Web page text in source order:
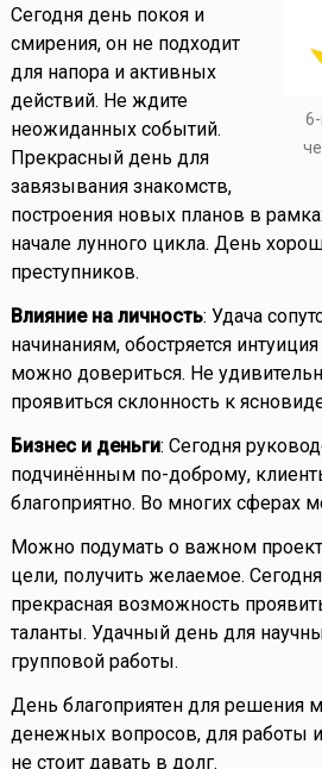
Сегодня день покоя и
смирения, он не подходит
для напора и активных
действий. Не ждите
неожиданных событий.
Прекрасный день для
завязывания знакомств,
построения новых планов в
начале лунного цикла. День
преступников.
Влияние на личность: Удача
начинаниям, обостряется
можно довериться. Не
проявиться склонность к
Бизнес и деньги: Сегодня
подчинённым по-доброму,
благоприятно. Во многих сферах
Можно подумать о важном
цели, получить желаемое.
прекрасная возможность
таланты. Удачный день для
групповой работы.
День благоприятен для решения
денежных вопросов, для работы
не стоит давать в долг.